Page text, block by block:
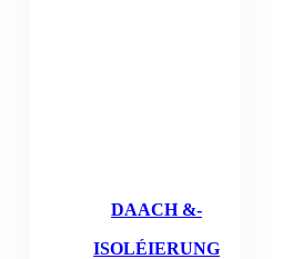
DAACH &-
ISOLÉIERUNG